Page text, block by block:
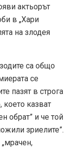
актьорът
в „Хари
на злодея
са общо
се
пазят в строга
което казват
обрат” и че той
зриелите”.